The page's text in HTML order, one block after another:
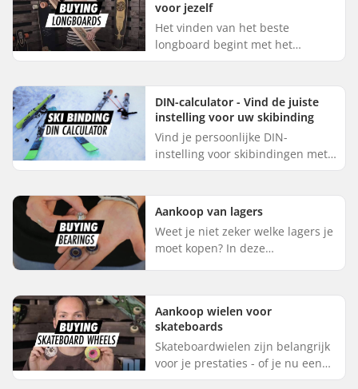
voor jezelf
Het vinden van het beste
longboard begint met het
begrijpen van de basisprincipes
onderdelen. In onze uitgebreide
gids voo...
DIN-calculator - Vind de juiste
instelling voor uw skibinding
Vind je persoonlijke DIN-
instelling voor skibindingen met
onze eenvoudige calculator. Voer
vaardigheidsniveau en schoenz...
Aankoop van lagers
Weet je niet zeker welke lagers je
moet kopen? In deze
moet weten, en de belangrijkste
elemen...
Aankoop wielen voor
skateboards
Skateboardwielen zijn belangrijk
voor je prestaties - of je nu een
beginner of een pro bent. Ze